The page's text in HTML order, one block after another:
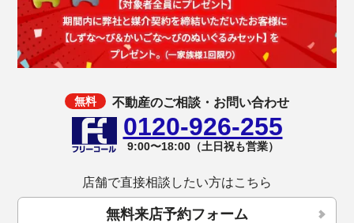
不動産のご相談・お問い合わせ
0120-926-255
9:00〜18:00（土日祝も営業）
店舗で直接相談したい方はこちら
無料来店予約フォーム